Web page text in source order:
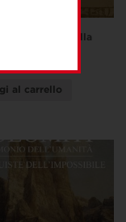
ingegneri della
al carrello